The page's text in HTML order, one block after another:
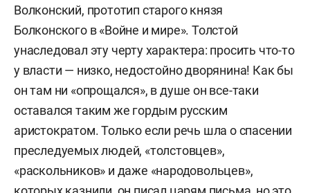
Волконский, прототип старого князя
Болконского в «Войне и мире». Толстой
унаследовал эту черту характера: просить что-то
у власти — низко, недостойно дворянина! Как бы
он там ни «опрощался», в душе он все-таки
оставался таким же гордым русским
аристократом. Только если речь шла о спасении
преследуемых людей, «толстовцев»,
«раскольников» и даже «народовольцев»,